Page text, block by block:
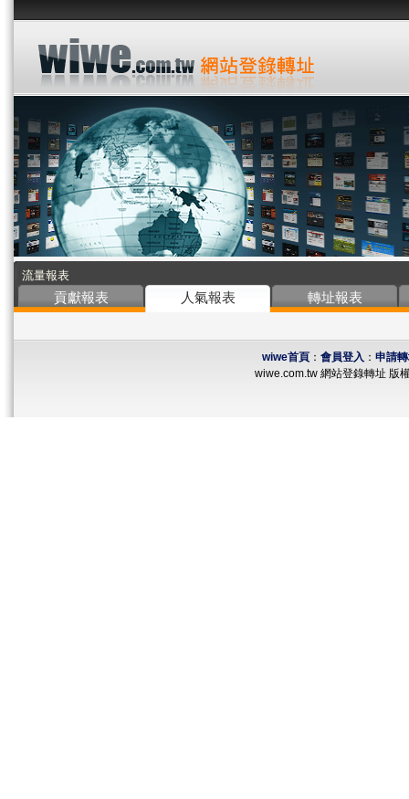
流量報表
貢獻報表 人氣報表 轉址報表
wiwe首頁： 會員登入 ： 申請
wiwe.com.tw 網站登錄轉址 版